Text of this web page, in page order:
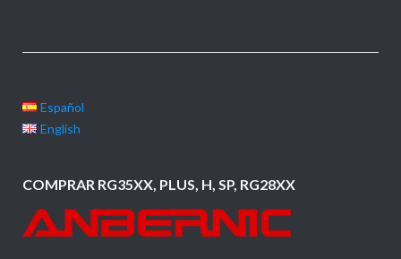
Español
English
COMPRAR RG35XX, PLUS, H, SP, RG28XX